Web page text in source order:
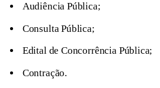
Audiência Pública;
Consulta Pública;
Edital de Concorrência Pública;
Contração.